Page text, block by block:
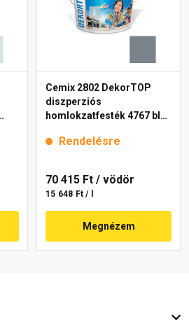
Cemix 2802 DekorTOP
diszperziós
homlokzatfesték 4767 blue
Rendelésre
70 415 Ft / vödör
15 648 Ft / l
Megnézem